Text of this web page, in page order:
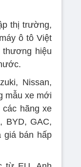
thị trường,
ô tô Việt
hiệu
Nissan,
mẫu xe mới
hãng xe
BYD, GAC,
giá bán hấp